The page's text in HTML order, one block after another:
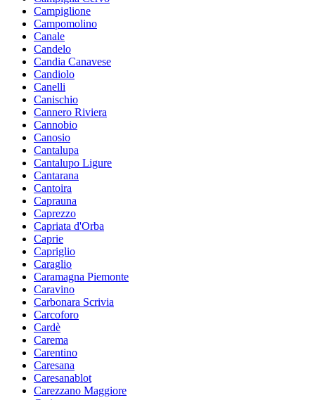
Campiglione
Campomolino
Canale
Candelo
Candia Canavese
Candiolo
Canelli
Canischio
Cannero Riviera
Cannobio
Canosio
Cantalupa
Cantalupo Ligure
Cantarana
Cantoira
Caprauna
Caprezzo
Capriata d'Orba
Caprie
Capriglio
Caraglio
Caramagna Piemonte
Caravino
Carbonara Scrivia
Carcoforo
Cardè
Carema
Carentino
Caresana
Caresanablot
Carezzano Maggiore